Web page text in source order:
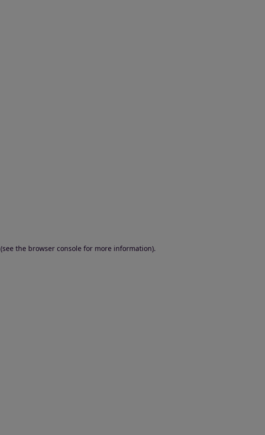
(see the browser console for more information).